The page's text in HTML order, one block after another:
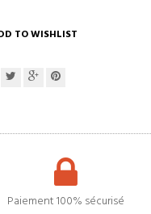
TO WISHLIST
Paiement 100% sécurisé